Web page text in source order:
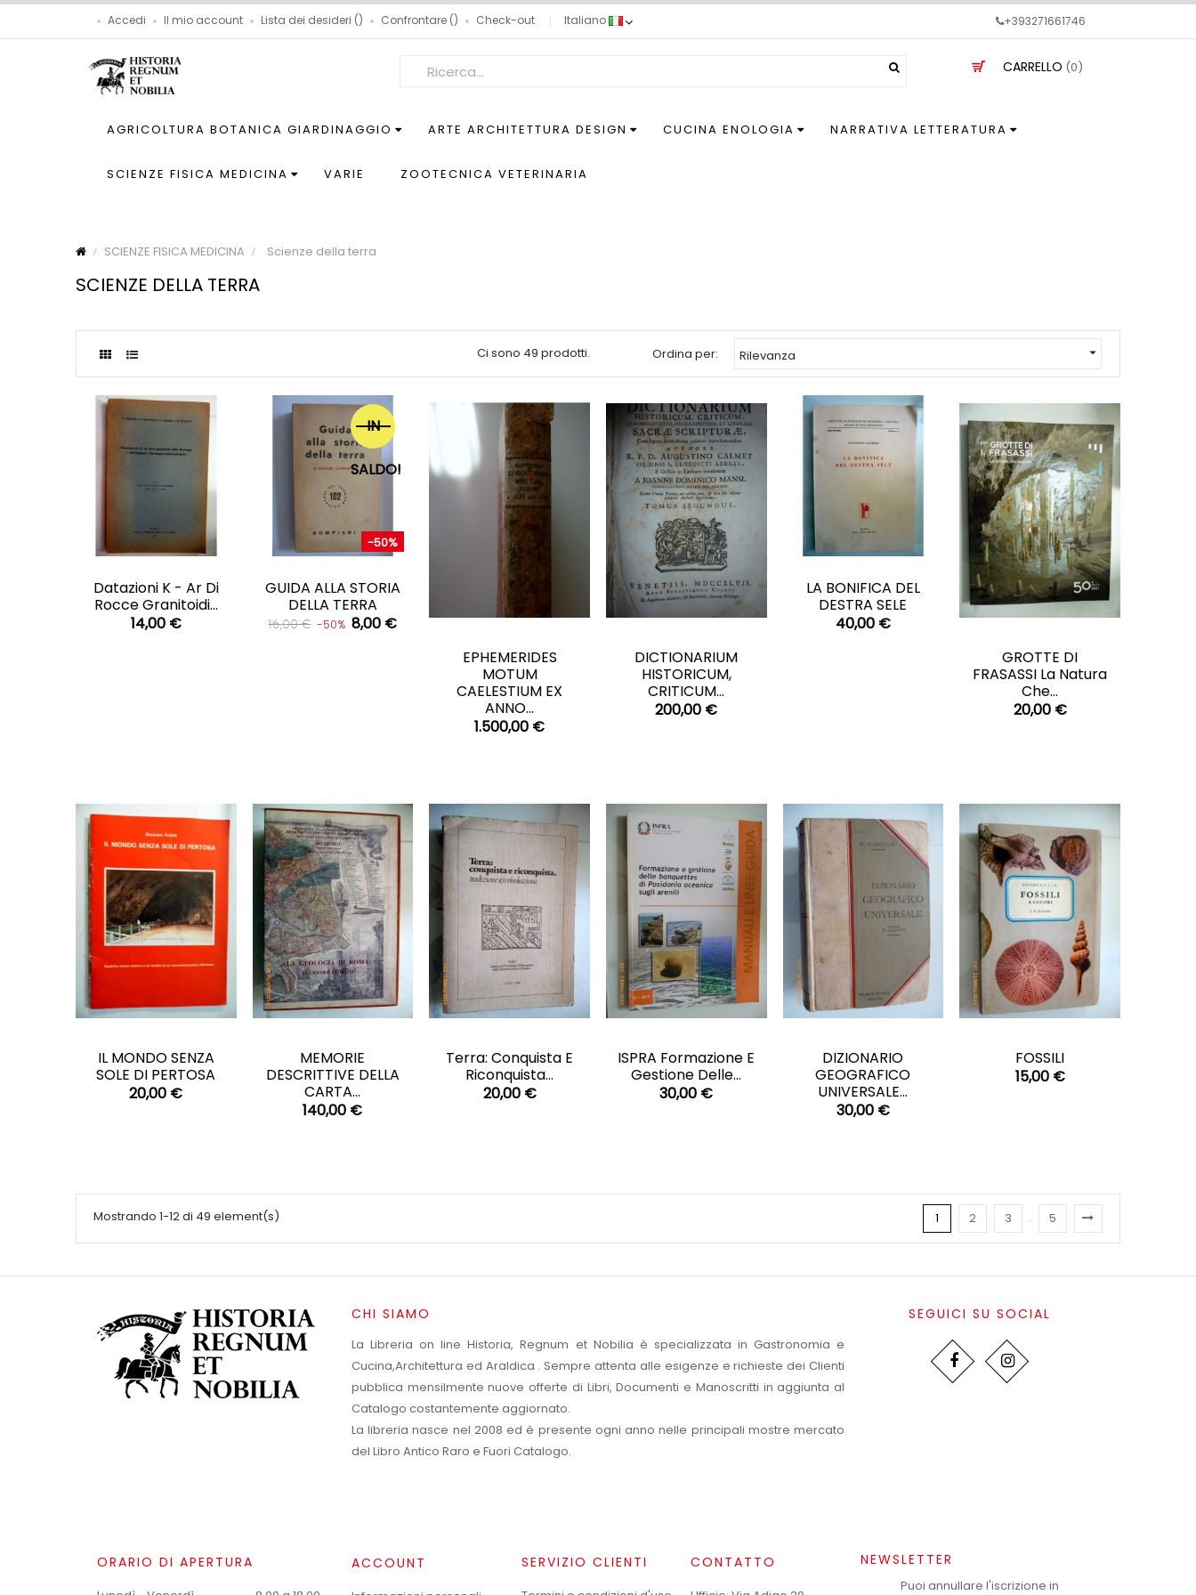
Accedi Il mio account Lista dei desideri Confrontare Check-out Italiano +393271661746
CARRELLO (0)
AGRICOLTURA BOTANICA GIARDINAGGIO ARTE ARCHITETTURA DESIGN CUCINA ENOLOGIA NARRATIVA LETTERATURA
SCIENZE FISICA MEDICINA VARIE ZOOTECNICA VETERINARIA
SCIENZE FISICA MEDICINA Scienze della terra
SCIENZE DELLA TERRA
Ci sono 49 prodotti. Ordina per: Rilevanza 
Datazioni K - Ar Di
Rocce Granitoidi...
14,00 €
IN
SALDO!
-50%
GUIDA ALLA STORIA
DELLA TERRA
16,00 € -50% 8,00 €
EPHEMERIDES
MOTUM
CAELESTIUM EX
ANNO...
1.500,00 €
DICTIONARIUM
HISTORICUM,
CRITICUM...
200,00 €
LA BONIFICA DEL
DESTRA SELE
40,00 €
GROTTE DI
FRASASSI La Natura
Che...
20,00 €
IL MONDO SENZA
SOLE DI PERTOSA
20,00 €
MEMORIE
DESCRITTIVE DELLA
CARTA...
140,00 €
Terra: Conquista E
Riconquista...
20,00 €
ISPRA Formazione E
Gestione Delle...
30,00 €
DIZIONARIO
GEOGRAFICO
UNIVERSALE...
30,00 €
FOSSILI
15,00 €
Mostrando 1-12 di 49 element(s) 1 2 3 5
CHI SIAMO
La Libreria on line Historia, Regnum et Nobilia è specializzata in Gastronomia e
Cucina,Architettura ed Araldica . Sempre attenta alle esigenze e richieste dei Clienti
pubblica mensilmente nuove offerte di Libri, Documenti e Manoscritti in aggiunta al
Catalogo costantemente aggiornato.
La libreria nasce nel 2008 ed è presente ogni anno nelle principali mostre mercato
del Libro Antico Raro e Fuori Catalogo.
SEGUICI SU SOCIAL
ORARIO DI APERTURA ACCOUNT SERVIZIO CLIENTI CONTATTO NEWSLETTER
Puoi annullare l'iscrizione in